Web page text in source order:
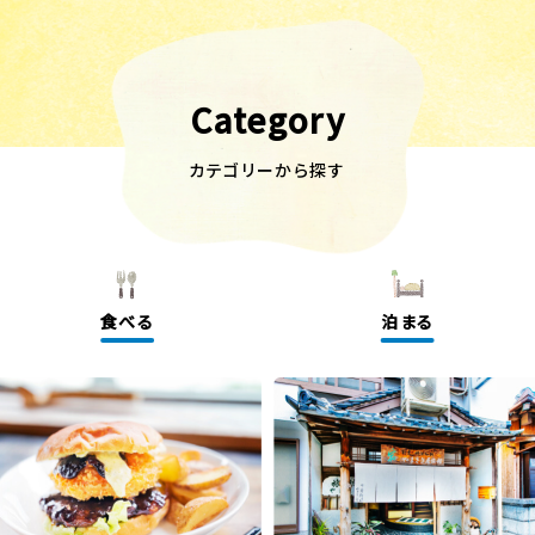
Category
カテゴリーから探す
食べる 泊まる